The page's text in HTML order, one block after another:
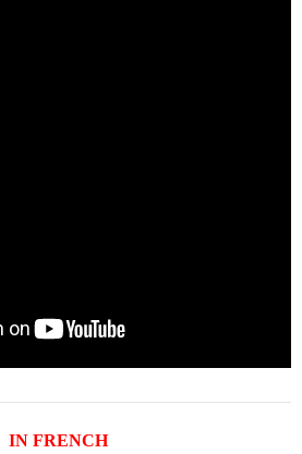
IN FRENCH